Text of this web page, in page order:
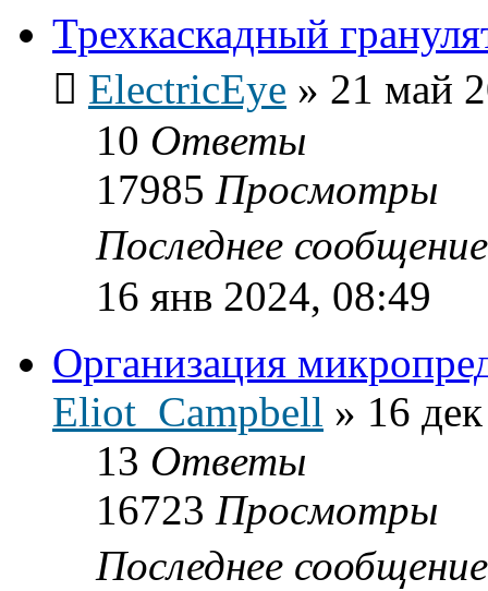
Трехкаскадный
ElectricEye » 21 май
10 Ответы
17985 Просмотры
Последнее
16 янв 2024, 08:49
Организация
Eliot_Campbell » 16
13 Ответы
16723 Просмотры
Последнее